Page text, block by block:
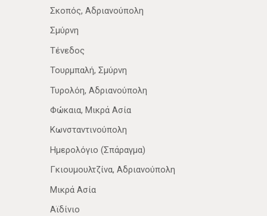
Σκοπός, Αδριανούπολη
Σμύρνη
Τένεδος
Τουρμπαλή, Σμύρνη
Τυρολόη, Αδριανούπολη
Φώκαια, Μικρά Ασία
Κωνσταντινούπολη
Ημερολόγιο (Σπάραγμα)
Γκιουμουλτζίνα, Αδριανούπολη
Μικρά Ασία
Αϊδίνιο